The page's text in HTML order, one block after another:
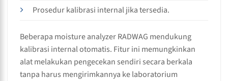
Prosedur kalibrasi internal jika tersedia.
Beberapa moisture analyzer RADWAG mendukung
kalibrasi internal otomatis. Fitur ini memungkinkan
alat melakukan pengecekan sendiri secara berkala
tanpa harus mengirimkannya ke laboratorium